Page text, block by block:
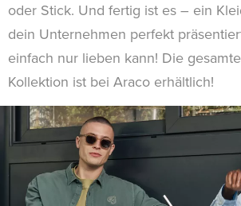
oder Stick. Und fertig ist es – ein
dein Unternehmen perfekt
einfach nur lieben kann! Die
Kollektion ist bei Araco erhältlich!